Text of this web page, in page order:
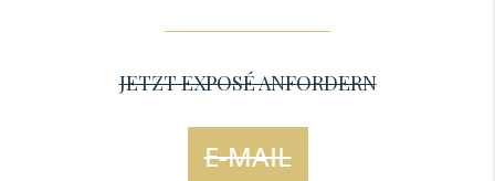
JETZT EXPOSÉ ANFORDERN
E-MAIL